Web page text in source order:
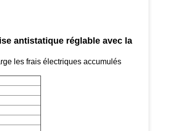
antistatique réglable avec la
les frais électriques accumulés